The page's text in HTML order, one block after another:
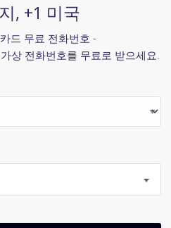
, +1 미국
드 무료 전화번호 -
상 전화번호를 무료로 받으세요.